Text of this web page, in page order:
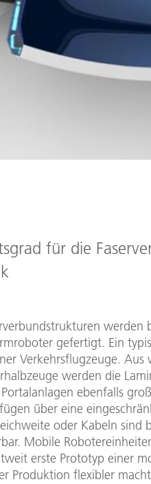
für die
werden
gefertigt. Ein
Verkehrsflugzeuge. Aus
werden die
ebenfalls
über eine
oder Kabeln sind
Mobile
erste Prototyp einer
Produktion flexibler